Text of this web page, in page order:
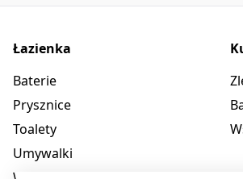
Łazienka
Baterie
Prysznice
Toalety
Umywalki